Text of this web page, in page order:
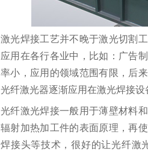
激光焊接工艺并不晚于激光切割
应用在各行各业中，比如：广告
率小，应用的领域范围有限，后
光纤激光器逐渐应用在激光焊接
光纤激光焊接一般用于薄壁材料
辐射加热加工件的表面原理，再
焊接头等技术，很好的让光纤激